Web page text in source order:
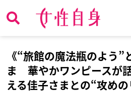
《“旅館の魔法瓶のよう”
ま 華やかワンピースが
える佳子さまとの“攻め